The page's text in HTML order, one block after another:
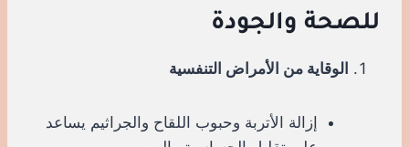
للصحة والجودة
الوقاية من الأمراض التنفسية
إزالة الأتربة وحبوب اللقاح والجراثيم يساعد